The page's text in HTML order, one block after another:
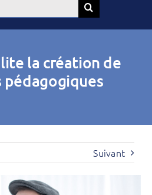
la création de
pédagogiques
Suivant